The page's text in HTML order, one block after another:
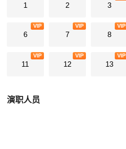
1 2 3
6
VIP
7
VIP
8
VIP
11
VIP
12
VIP
13
VIP
演职人员